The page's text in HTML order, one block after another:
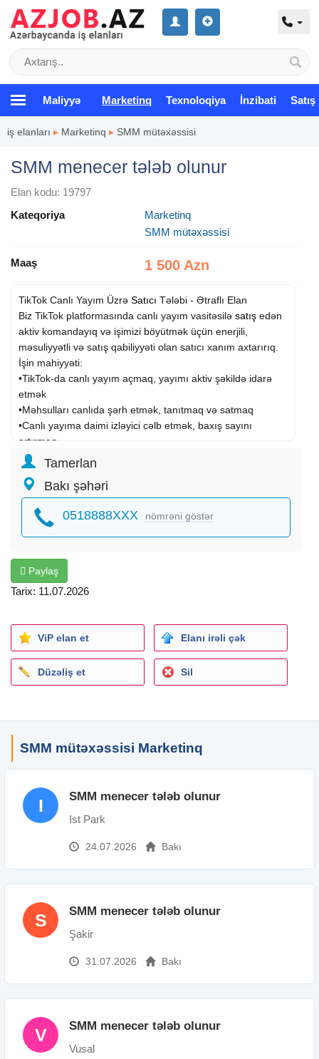
Maliyyə Marketinq Texnoloqiya İnzibati Satış
iş elanları ▸ Marketinq ▸ SMM mütəxəssisi
SMM menecer tələb olunur
Elan kodu: 19797
Kateqoriya
Marketinq
SMM mütəxəssisi
Maaş 1 500 Azn
TikTok Canlı Yayım Üzrə Satıcı Tələbi - Ətraflı Elan
Biz TikTok platformasında canlı yayım vasitəsilə satış edən
aktiv komandayıq və işimizi böyütmək üçün enerjili,
məsuliyyətli və satış qabiliyyəti olan satıcı xanım axtarırıq.
İşin mahiyyəti:
•TikTok-da canlı yayım açmaq, yayımı aktiv şəkildə idarə
etmək
•Məhsulları canlıda şərh etmək, tanıtmaq və satmaq
•Canlı yayıma daimi izləyici cəlb etmək, baxış sayını
artırmaq
•TikTok reklamlarının qoşulması və idarə edilməsi (reklam
•Alıcılarla düzgün və mədəni ünsiyyət qurmaq
•Satışın sistemə düşməsini və qeydlərin düzgün
aparılmasını təmin etmək
Tələblər:
•Canlı yayımda özünü sərbəst aparan, danışığı səlis və
özünə güvənən
•Aktiv, çevik, enerjili və məsuliyyətli
•Ünsiyyət bacarığı yüksək
•İş saatlarına ciddi riayət edən
İş qrafiki:
08:00 – 23:00
Azadlıq metrosu yaxınlığı
– Yol problemi yoxdur
– "Üzü düşməyin set deyil"
Maaş sistemi:
•Satışın 10%-i
•Aylıq real qazanc: 1500 – 2000 AZN
İş qrafiki: Tam
İş təcrübəsi: 1 ildən 3 ilə qədər
İş yerinin ünvanı: Azadlıq m.
Tamerlan
Bakı şəhəri
0518888XXX nömrəni göstər
Paylaş
Tarix: 11.07.2026
ViP elan et Elanı irəli çək
Düzəliş et Sil
SMM mütəxəssisi Marketinq
I SMM menecer tələb olunur
Ist Park
24.07.2026 Bakı
S SMM menecer tələb olunur
Şakir
31.07.2026 Bakı
V SMM menecer tələb olunur
Vusal